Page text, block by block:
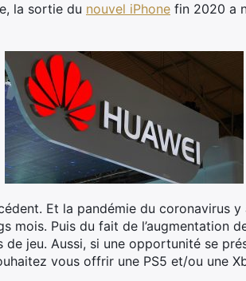
la sortie du nouvel iPhone fin 2020 a
Et la pandémie du coronavirus
mois. Puis du fait de l’augmentation
jeu. Aussi, si une opportunité se
vous offrir une PS5 et/ou une